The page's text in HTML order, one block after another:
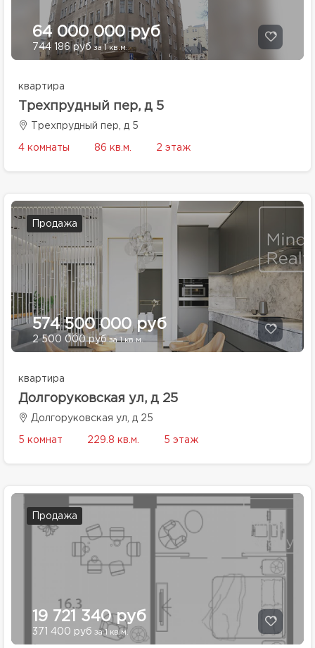
64 000 000 руб
744 186 рубза 1 кв.м.
квартира
Трехпрудный пер, д 5
Трехпрудный пер, д 5
4 комнаты 86 кв.м. 2 этаж
Продажа
574 500 000 руб
2 500 000 руб за 1 кв.м.
квартира
Долгоруковская ул, д 25
Долгоруковская ул, д 25
5 комнат 229.8 кв.м. 5 этаж
Продажа
19 721 340 руб
371 400 руб за 1 кв.м.